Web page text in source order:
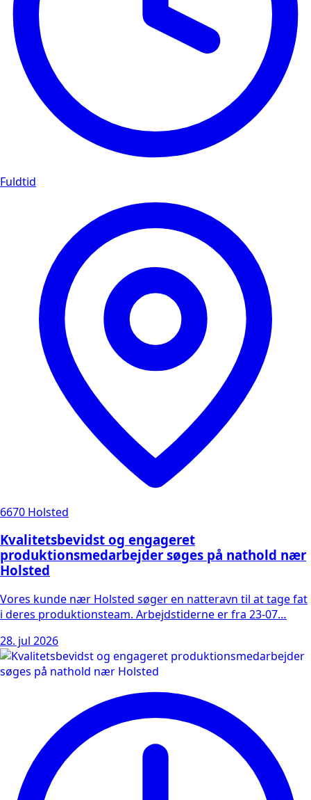
Fuldtid
6670 Holsted
Kvalitetsbevidst og engageret
produktionsmedarbejder søges på nathold nær
Holsted
Vores kunde nær Holsted søger en natteravn til at tage fat
i deres produktionsteam. Arbejdstiderne er fra 23-07…
28. jul 2026